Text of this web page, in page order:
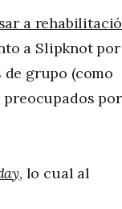
a
a Slipknot por
de grupo (como
preocupados por
, lo cual al